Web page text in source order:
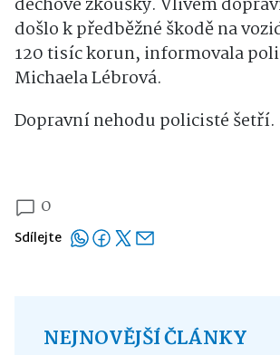
došlo k předběžné škodě na
120 tisíc korun, informovala
Michaela Lébrová.
Dopravní nehodu policisté šetří.
0
Sdílejte
NEJNOVĚJŠÍ ČLÁNKY